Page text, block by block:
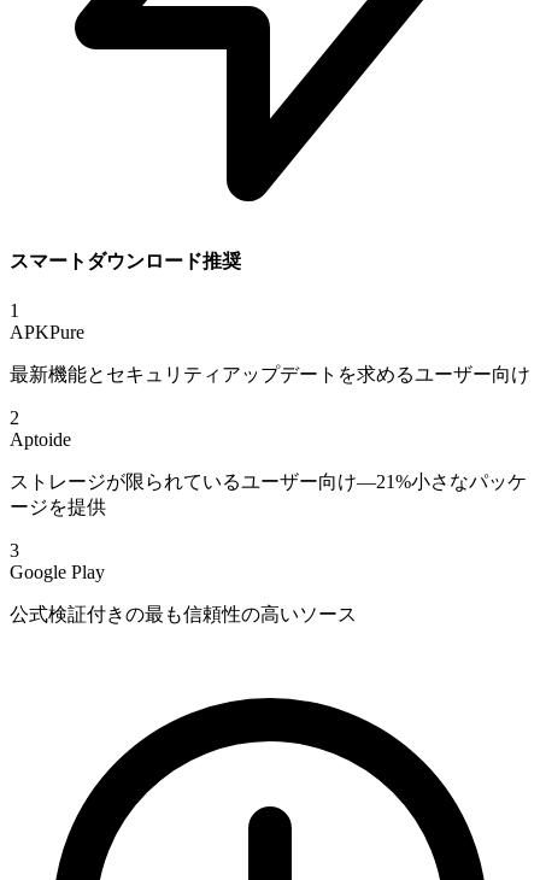
スマートダウンロード推奨
1
APKPure
最新機能とセキュリティアップデートを求めるユーザー向け
2
Aptoide
ストレージが限られているユーザー向け—21%小さなパッケ
ージを提供
3
Google Play
公式検証付きの最も信頼性の高いソース